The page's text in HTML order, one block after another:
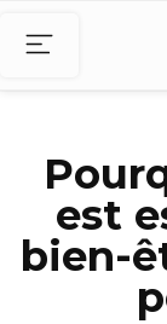
est
bien-